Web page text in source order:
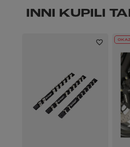
INNI KUPILI